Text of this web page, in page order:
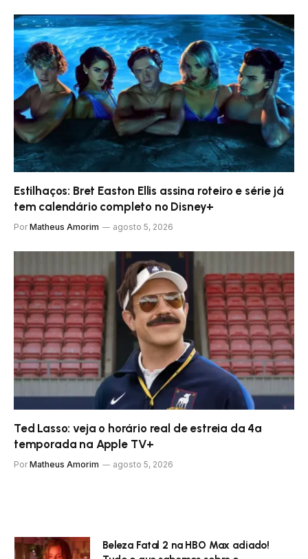
Estilhaços: Bret Easton Ellis assina roteiro e série já
tem calendário completo no Disney+
Por Matheus Amorim agosto 5, 2026
Ted Lasso: veja o horário real de estreia da 4ª
temporada na Apple TV+
Por Matheus Amorim agosto 5, 2026
Beleza Fatal 2 na HBO Max adiado!